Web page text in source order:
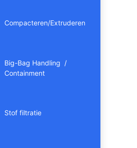
Compacteren/Extruderen
Big-Bag Handling /
Containment
Stof filtratie